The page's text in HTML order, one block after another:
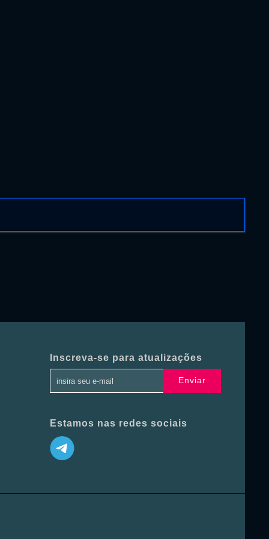
Inscreva-se para atualizações
Enviar
Estamos nas redes sociais